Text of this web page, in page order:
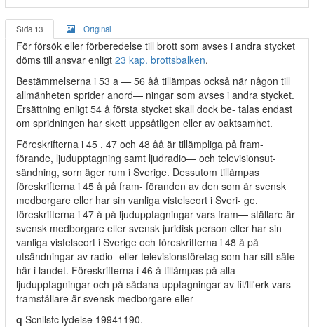
Sida 13 Original
För försök eller förberedelse till brott som avses i andra stycket
döms till ansvar enligt 23 kap. brottsbalken.
Bestämmelserna i 53 a —56 åå tillämpas också när någon till
allmänheten sprider anord— ningar som avses i andra stycket.
Ersättning enligt 54 å första stycket skall dock be- talas endast
om spridningen har skett uppsåtligen eller av oaktsamhet.
Föreskrifterna i 45 , 47 och 48 åå är tillämpliga på fram-
förande, ljudupptagning samt ljudradio— och televisionsut-
sändning, sorn äger rum i Sverige. Dessutom tillämpas
föreskrifterna i 45 å på fram- föranden av den som är svensk
medborgare eller har sin vanliga vistelseort i Sveri- ge.
föreskrifterna i 47 å på ljudupptagningar vars fram— ställare är
svensk medborgare eller svensk juridisk person eller har sin
vanliga vistelseort i Sverige och föreskrifterna i 48 å på
utsändningar av radio- eller televisionsföretag som har sitt säte
här i landet. Föreskrifterna i 46 å tillämpas på alla
ljudupptagningar och på sådana upptagningar av fil/lll'erk vars
framställare är svensk medborgare eller
q Scnllstc lydelse 19941190.